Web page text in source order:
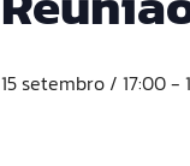
15 setembro / 17:00-